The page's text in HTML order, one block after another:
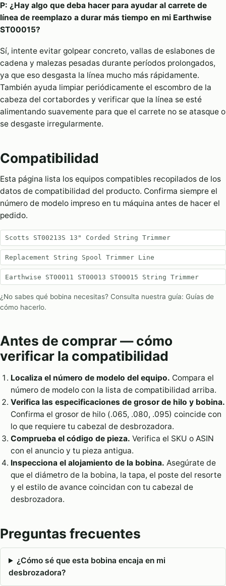
P: ¿Hay algo que deba hacer para ayudar al carrete de
línea de reemplazo a durar más tiempo en mi Earthwise
ST00015?
Sí, intente evitar golpear concreto, vallas de eslabones de
cadena y malezas pesadas durante períodos prolongados,
ya que eso desgasta la línea mucho más rápidamente.
También ayuda limpiar periódicamente el escombro de la
cabeza del cortabordes y verificar que la línea se esté
alimentando suavemente para que el carrete no se atasque o
se desgaste irregularmente.
Compatibilidad
Esta página lista los equipos compatibles recopilados de los
datos de compatibilidad del producto. Confirma siempre el
número de modelo impreso en tu máquina antes de hacer el
pedido.
Scotts ST00213S 13" Corded String Trimmer
Replacement String Spool Trimmer Line
Earthwise ST00011 ST00013 ST00015 String Trimmer
¿No sabes qué bobina necesitas? Consulta nuestra guía: Guías de
cómo hacerlo.
Antes de comprar — cómo
verificar la compatibilidad
Localiza el número de modelo del equipo. Compara el
número de modelo con la lista de compatibilidad arriba.
Verifica las especificaciones de grosor de hilo y bobina.
Confirma el grosor de hilo (.065, .080, .095) coincide con
lo que requiere tu cabezal de desbrozadora.
Comprueba el código de pieza. Verifica el SKU o ASIN
con el anuncio y tu pieza antigua.
Inspecciona el alojamiento de la bobina. Asegúrate de
que el diámetro de la bobina, la tapa, el poste del resorte
y el estilo de avance coincidan con tu cabezal de
desbrozadora.
Preguntas frecuentes
¿Cómo sé que esta bobina encaja en mi
desbrozadora?